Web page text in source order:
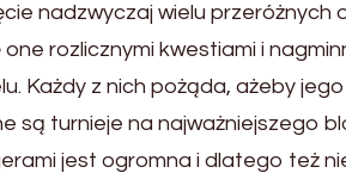
nadzwyczaj wielu przeróżnych
one rozlicznymi kwestiami i
Każdy z nich pożąda, ażeby
są turnieje na najważniejszego
jest ogromna i dlatego też